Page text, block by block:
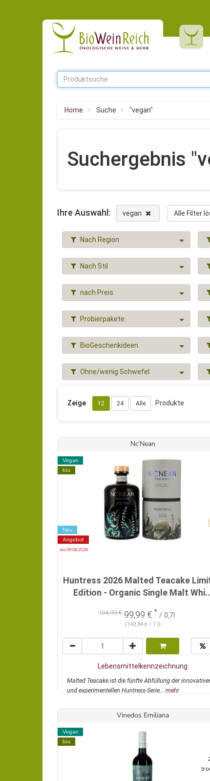
Home Suche "vegan"
Suchergebnis
Ihre Auswahl: vegan Alle Filter
Nach Region
Nach Stil
nach Preis
Probierpakete
BioGeschenkideen
Ohne/wenig Schwefel
Zeige 12 24 Alle Produkte
Nc‘Nean
Vegan
bio
Neu
Angebot
bis 09.08.2026
Huntress 2026 Malted Teacake
Edition - Organic Single Malt
104,99 €99,99 € * / 0,7l
(142,84 € / 1 l)
Lebensmittelkennzeichnung
Malted Teacake ist die fünfte Abfüllung der
und experimentellen Huntress-Serie... mehr
Vinedos Emiliana
Vegan
bio